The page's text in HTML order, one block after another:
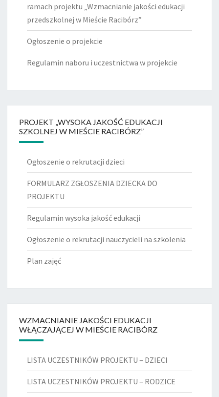
ramach projektu „Wzmacnianie jakości edukacji
przedszkolnej w Mieście Racibórz”
Ogłoszenie o projekcie
Regulamin naboru i uczestnictwa w projekcie
PROJEKT „WYSOKA JAKOŚĆ EDUKACJI
SZKOLNEJ W MIEŚCIE RACIBÓRZ”
Ogłoszenie o rekrutacji dzieci
FORMULARZ ZGŁOSZENIA DZIECKA DO
PROJEKTU
Regulamin wysoka jakość edukacji
Ogłoszenie o rekrutacji nauczycieli na szkolenia
Plan zajęć
WZMACNIANIE JAKOŚCI EDUKACJI
WŁĄCZAJĄCEJ W MIEŚCIE RACIBÓRZ
LISTA UCZESTNIKÓW PROJEKTU – DZIECI
LISTA UCZESTNIKÓW PROJEKTU – RODZICE